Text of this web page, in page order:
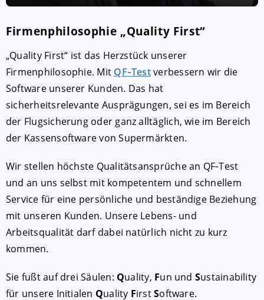
Firmenphilosophie „Quality First“
„Quality First“ ist das Herzstück unserer
Firmenphilosophie. Mit QF‑Testverbessern wir die
Software unserer Kunden. Das hat
sicherheitsrelevante Ausprägungen, sei es im Bereich
der Flugsicherung oder ganz alltäglich, wie im Bereich
der Kassensoftware von Supermärkten.
Wir stellen höchste Qualitätsansprüche an QF‑Test
und an uns selbst mit kompetentem und schnellem
Service für eine persönliche und beständige Beziehung
mit unseren Kunden. Unsere Lebens- und
Arbeitsqualität darf dabei natürlich nicht zu kurz
kommen.
Sie fußt auf drei Säulen: Quality, Fun und Sustainability
für unsere Initialen Quality FirstSoftware.